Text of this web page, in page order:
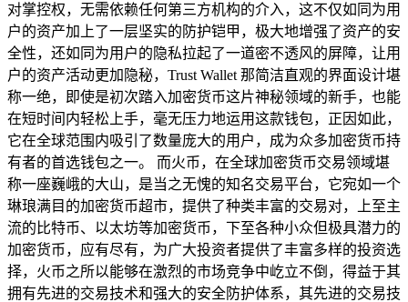
对掌控权，无需依赖任何第三方机构的介入，这不仅如同为用
户的资产加上了一层坚实的防护铠甲，极大地增强了资产的安
全性，还如同为用户的隐私拉起了一道密不透风的屏障，让用
户的资产活动更加隐秘，Trust Wallet 那简洁直观的界面设计堪
称一绝，即使是初次踏入加密货币这片神秘领域的新手，也能
在短时间内轻松上手，毫无压力地运用这款钱包，正因如此，
它在全球范围内吸引了数量庞大的用户，成为众多加密货币持
有者的首选钱包之一。 而火币，在全球加密货币交易领域堪
称一座巍峨的大山，是当之无愧的知名交易平台，它宛如一个
琳琅满目的加密货币超市，提供了种类丰富的交易对，上至主
流的比特币、以太坊等加密货币，下至各种小众但极具潜力的
加密货币，应有尽有，为广大投资者提供了丰富多样的投资选
择，火币之所以能够在激烈的市场竞争中屹立不倒，得益于其
拥有先进的交易技术和强大的安全防护体系，其先进的交易技